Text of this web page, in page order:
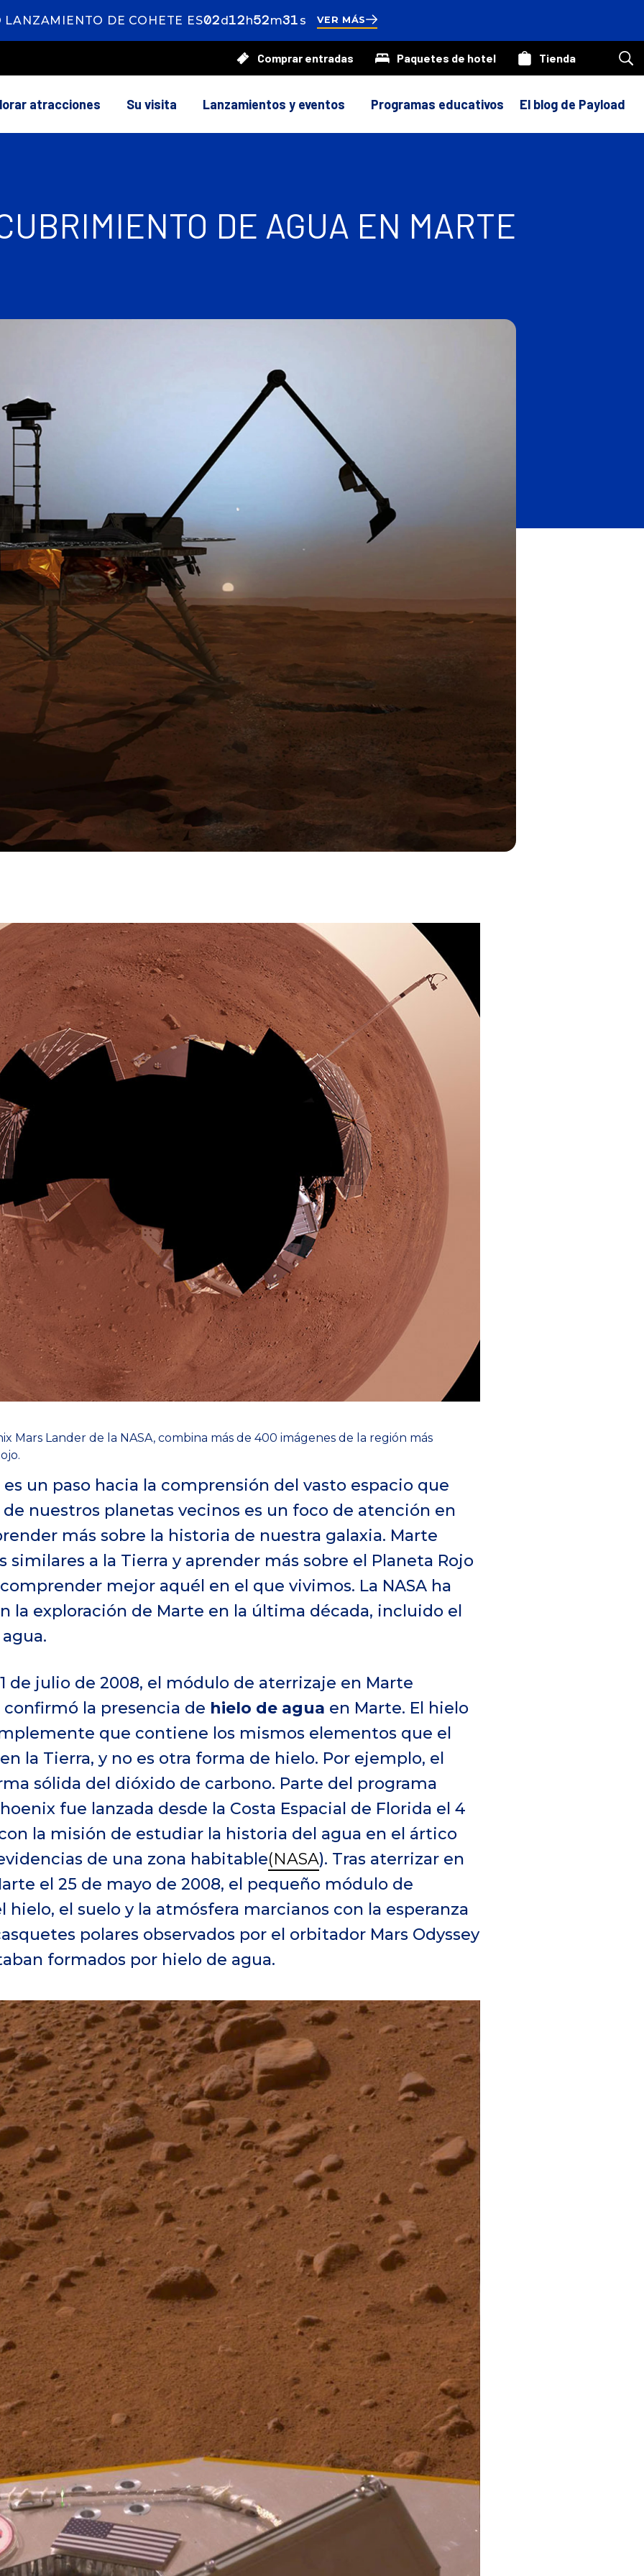
LANZAMIENTO DE COHETE ES02days
12hours
52minutes
29 seconds
VER MÁS
Comprar entradas Paquetes de hotel Tienda
en
sitio
atracciones Su visita Lanzamientos y eventos Programas educativos El blog de Payload
DE AGUA EN MARTE
Mars Lander de la NASA, combina más de 400 imágenes de la región más
un paso hacia la comprensión del vasto espacio que
de nuestros planetas vecinos es un foco de atención en
más sobre la historia de nuestra galaxia. Marte
a la Tierra y aprender más sobre el Planeta Rojo
mejor aquél en el que vivimos. La NASA ha
la exploración de Marte en la última década, incluido el
de julio de 2008, el módulo de aterrizaje en Marte
confirmó la presencia de hielo de agua en Marte. El hielo
que contiene los mismos elementos que el
la Tierra, y no es otra forma de hielo. Por ejemplo, el
sólida del dióxido de carbono. Parte del programa
fue lanzada desde la Costa Espacial de Florida el 4
la misión de estudiar la historia del agua en el ártico
de una zona habitable(NASA). Tras aterrizar en
el 25 de mayo de 2008, el pequeño módulo de
hielo, el suelo y la atmósfera marcianos con la esperanza
polares observados por el orbitador Mars Odyssey
formados por hielo de agua.